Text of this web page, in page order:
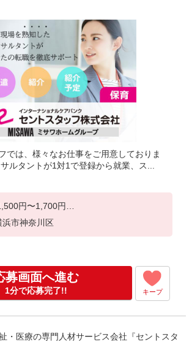
では、様々なお仕事をご用意しておりま
ルタントが1対1で登録から就業、ス...
円〜1,700円
全額支給（規定あり）
定めあり
験・能力による
市神奈川区
募画面へ進む
1分で応募完了!! キープ
・医療の専門人材サービス会社『セントスタ